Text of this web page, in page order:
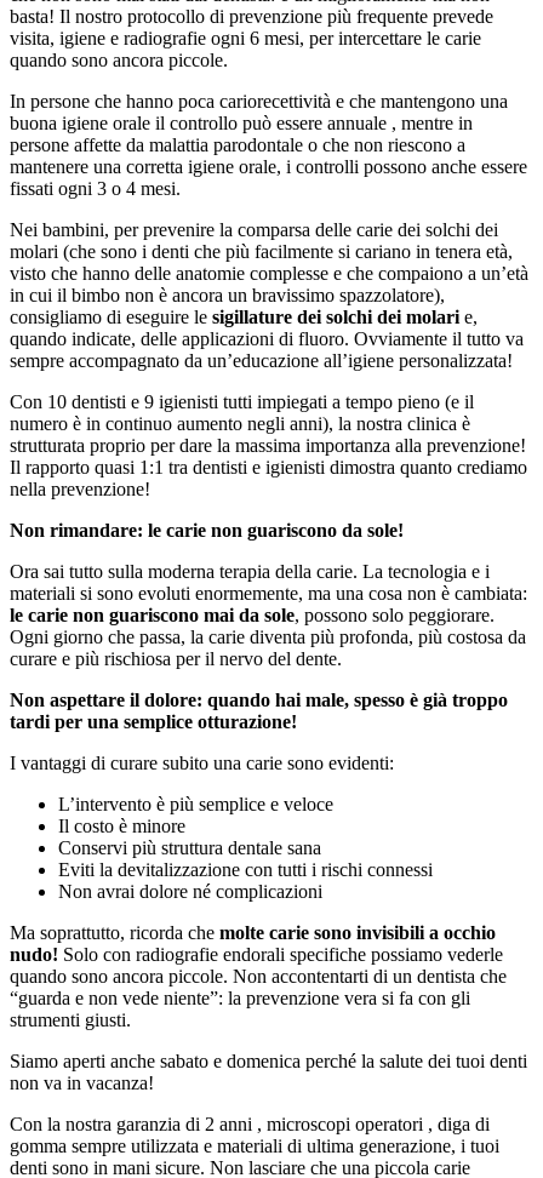
basta! Il nostro protocollo di prevenzione più frequente prevede
visita, igiene e radiografie ogni 6 mesi, per intercettare le carie
quando sono ancora piccole.
In persone che hanno poca cariorecettività e che mantengono una
buona igiene orale il controllo può essere annuale , mentre in
persone affette da malattia parodontale o che non riescono a
mantenere una corretta igiene orale, i controlli possono anche essere
fissati ogni 3 o 4 mesi.
Nei bambini, per prevenire la comparsa delle carie dei solchi dei
molari (che sono i denti che più facilmente si cariano in tenera età,
visto che hanno delle anatomie complesse e che compaiono a un’età
in cui il bimbo non è ancora un bravissimo spazzolatore),
consigliamo di eseguire le sigillature dei solchi dei molari e,
quando indicate, delle applicazioni di fluoro. Ovviamente il tutto va
sempre accompagnato da un’educazione all’igiene personalizzata!
Con 10 dentisti e 9 igienisti tutti impiegati a tempo pieno (e il
numero è in continuo aumento negli anni), la nostra clinica è
strutturata proprio per dare la massima importanza alla prevenzione!
Il rapporto quasi 1:1 tra dentisti e igienisti dimostra quanto crediamo
nella prevenzione!
Non rimandare: le carie non guariscono da sole!
Ora sai tutto sulla moderna terapia della carie. La tecnologia e i
materiali si sono evoluti enormemente, ma una cosa non è cambiata:
le carie non guariscono mai da sole, possono solo peggiorare.
Ogni giorno che passa, la carie diventa più profonda, più costosa da
curare e più rischiosa per il nervo del dente.
Non aspettare il dolore: quando hai male, spesso è già troppo
tardi per una semplice otturazione!
I vantaggi di curare subito una carie sono evidenti:
L’intervento è più semplice e veloce
Il costo è minore
Conservi più struttura dentale sana
Eviti la devitalizzazione con tutti i rischi connessi
Non avrai dolore né complicazioni
Ma soprattutto, ricorda che molte carie sono invisibili a occhio
nudo! Solo con radiografie endorali specifiche possiamo vederle
quando sono ancora piccole. Non accontentarti di un dentista che
“guarda e non vede niente”: la prevenzione vera si fa con gli
strumenti giusti.
Siamo aperti anche sabato e domenica perché la salute dei tuoi denti
non va in vacanza!
Con la nostra garanzia di 2 anni , microscopi operatori , diga di
gomma sempre utilizzata e materiali di ultima generazione, i tuoi
denti sono in mani sicure. Non lasciare che una piccola carie